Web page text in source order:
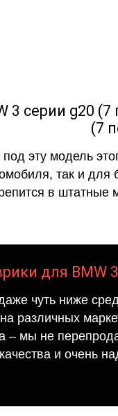
(7
эту модель
так и для
в штатные
для BMW
чуть ниже
различных
– мы не
и очень